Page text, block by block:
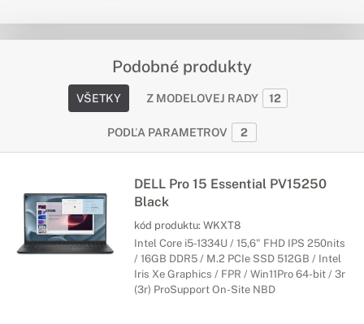
Podobné produkty
VŠETKY Z MODELOVEJ RADY 12
PODĽA PARAMETROV 2
DELL Pro 15 Essential PV15250
Black
kód produktu: WKXT8
Intel Core i5-1334U / 15,6" FHD IPS 250nits
/ 16GB DDR5 / M.2 PCIe SSD 512GB / Intel
Iris Xe Graphics / FPR / Win11Pro 64-bit / 3r
(3r) ProSupport On-Site NBD